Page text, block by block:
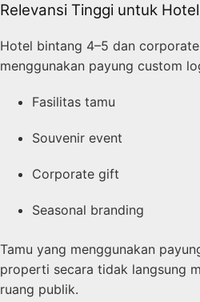
Relevansi Tinggi untuk
Hotel bintang 4–5 dan
menggunakan payung custom
Fasilitas tamu
Souvenir event
Corporate gift
Seasonal branding
Tamu yang menggunakan
properti secara tidak langsung
ruang publik.